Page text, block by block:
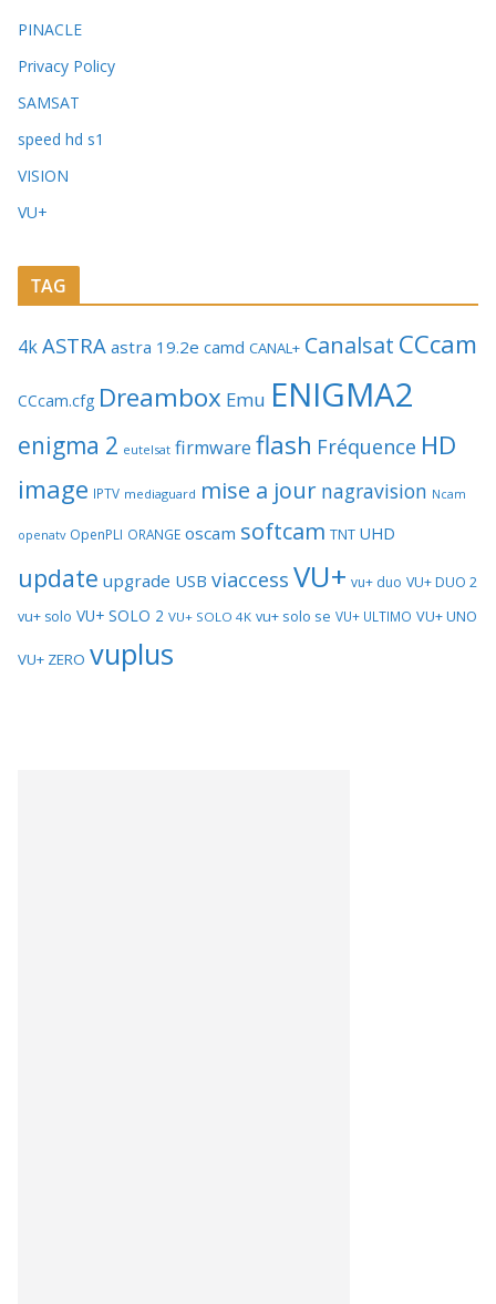
PINACLE
Privacy Policy
SAMSAT
speed hd s1
VISION
VU+
TAG
4kASTRA astra 19.2e camd CANAL+ Canalsat CCcam
CCcam.cfg Dreambox Emu ENIGMA2
enigma 2 eutelsat firmware flash Fréquence HD
image IPTV mediaguard mise a jour nagravision Ncam
openatv OpenPLI ORANGE oscam softcam TNT UHD
update upgrade USB viaccess VU+ vu+ duo VU+ DUO 2
vu+ solo VU+ SOLO 2 VU+ SOLO 4K vu+ solo se VU+ ULTIMO VU+ UNO
VU+ ZERO vuplus